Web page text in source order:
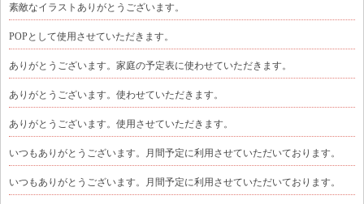
素敵なイラストありがとうございます。
POPとして使用させていただきます。
ありがとうございます。家庭の予定表に使わせていただきます。
ありがとうございます。使わせていただきます。
ありがとうございます。使用させていただきます。
いつもありがとうございます。月間予定に利用させていただいております。
いつもありがとうございます。月間予定に利用させていただいております。